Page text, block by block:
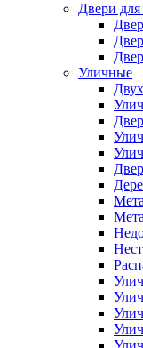
Двери
Уличные